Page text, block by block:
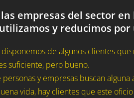
empresas del sector
y reducimos
de algunos clientes
suficiente, pero bueno.
personas y empresas buscan
vida, hay clientes que este